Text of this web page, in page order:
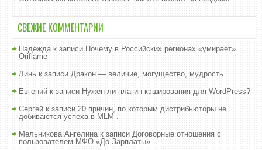
СВЕЖИЕ КОММЕНТАРИИ
Надеждак записи Почему в Российских регионах «умирает»
Oriflame
Линь к записи Дракон — величие, могущество, мудрость…
Евгений к записи Нужен ли плагин кэширования для WordPress?
Сергей к записи 20 причин, по которым дистрибьюторы не
добиваются успеха в MLM .
Мельникова Ангелинак записи Договорные отношения с
пользователем МФО «До Зарплаты»